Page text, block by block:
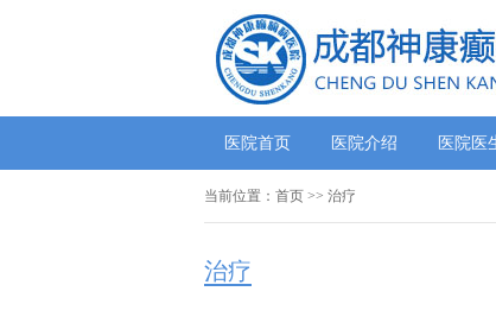
医院首页 医院介绍 医院医
当前位置： 首页 >> 治疗
治疗